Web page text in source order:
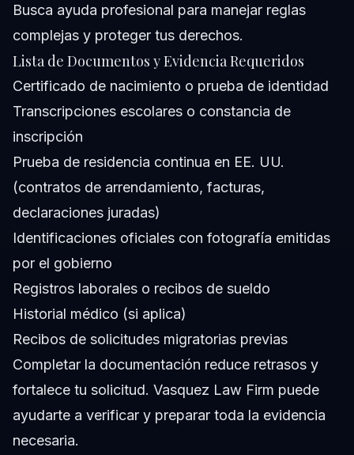
Busca ayuda profesional para manejar reglas
complejas y proteger tus derechos.
Lista de Documentos y Evidencia Requeridos
Certificado de nacimiento o prueba de identidad
Transcripciones escolares o constancia de
inscripción
Prueba de residencia continua en EE. UU.
(contratos de arrendamiento, facturas,
declaraciones juradas)
Identificaciones oficiales con fotografía emitidas
por el gobierno
Registros laborales o recibos de sueldo
Historial médico (si aplica)
Recibos de solicitudes migratorias previas
Completar la documentación reduce retrasos y
fortalece tu solicitud. Vasquez Law Firm puede
ayudarte a verificar y preparar toda la evidencia
necesaria.